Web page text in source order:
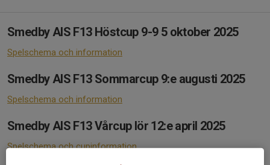
Smedby AIS F13 Höstcup 9-9 5 oktober 2025
Spelschema och information
Smedby AIS F13 Sommarcup 9:e augusti 2025
Spelschema och information
Smedby AIS F13 Vårcup lör 12:e april 2025
Spelschema och cupinformation